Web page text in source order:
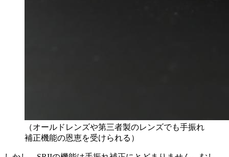
（オールドレンズや第三者製のレンズでも手振れ
補正機能の恩恵を受けられる）